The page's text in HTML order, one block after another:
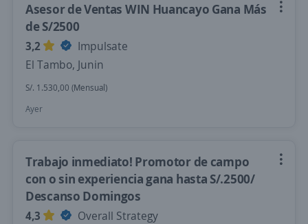
Asesor de Ventas WIN Huancayo Gana Más
de S/2500
3,2
Impulsate
El Tambo, Junin
S/. 1.530,00 (Mensual)
Ayer
Trabajo inmediato! Promotor de campo
con o sin experiencia gana hasta S/.2500/
Descanso Domingos
4,3
Overall Strategy